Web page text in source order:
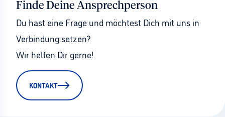
Finde Deine Ansprechperson
Du hast eine Frage und möchtest Dich mit uns in
Verbindung setzen?
Wir helfen Dir gerne!
KONTAKT